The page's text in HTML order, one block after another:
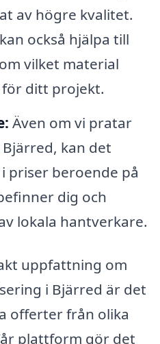
av högre kvalitet.
också hjälpa till
vilket material
för ditt projekt.
Även om vi pratar
kan det
priser beroende på
dig och
lokala hantverkare.
uppfattning om
i Bjärred är det
offerter från olika
plattform gör det